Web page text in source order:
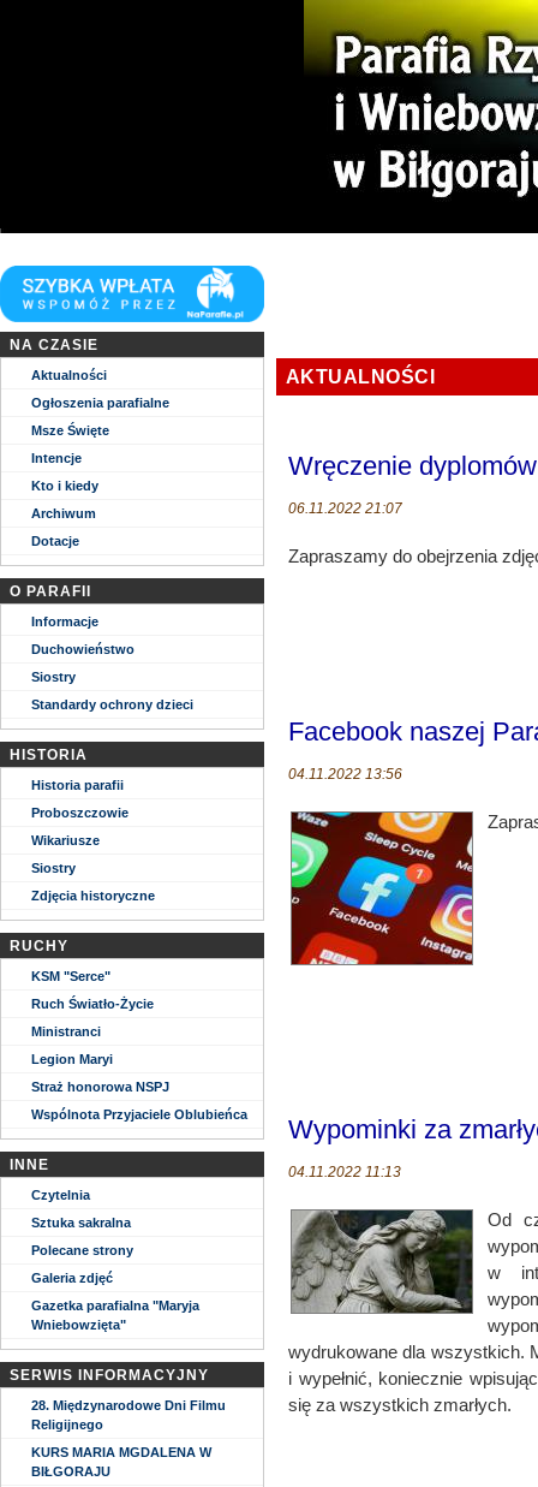
NA CZASIE
Aktualności
Ogłoszenia parafialne
Msze Święte
Intencje
Kto i kiedy
Archiwum
Dotacje
O PARAFII
Informacje
Duchowieństwo
Siostry
Standardy ochrony dzieci
HISTORIA
Historia parafii
Proboszczowie
Wikariusze
Siostry
Zdjęcia historyczne
RUCHY
KSM "Serce"
Ruch Światło-Życie
Ministranci
Legion Maryi
Straż honorowa NSPJ
Wspólnota Przyjaciele Oblubieńca
INNE
Czytelnia
Sztuka sakralna
Polecane strony
Galeria zdjęć
Gazetka parafialna "Maryja
Wniebowzięta"
SERWIS INFORMACYJNY
28. Międzynarodowe Dni Filmu
Religijnego
KURS MARIA MGDALENA W
BIŁGORAJU
AKTUALNOŚCI
Wręczenie
06.11.2022 21:07
Zapraszamy do obejrzenia
Facebook naszej
04.11.2022 13:56
Wypominki za
04.11.2022 11:13
Od
w
wydrukowane dla wszystkich.
i wypełnić, koniecznie
się za wszystkich zmarłych.